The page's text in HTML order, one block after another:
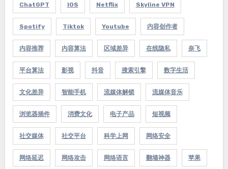
ChatGPT IOS Netflix Skyline VPN
Spotify Tiktok Youtube 内容创作者
内容推荐 内容算法 区域差异 在线隐私 奈飞
平台算法 影视 抖音 搜索引擎 数字生活
文化差异 智能手机 流媒体解锁 流媒体音乐
浏览器插件 消费文化 电子产品 短视频
社交媒体 社交平台 科学上网 网络安全
网络延迟 网络攻击 网络语言 翻墙神器 苹果